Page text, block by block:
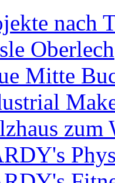
nach
Oberlech
Mitte
zum